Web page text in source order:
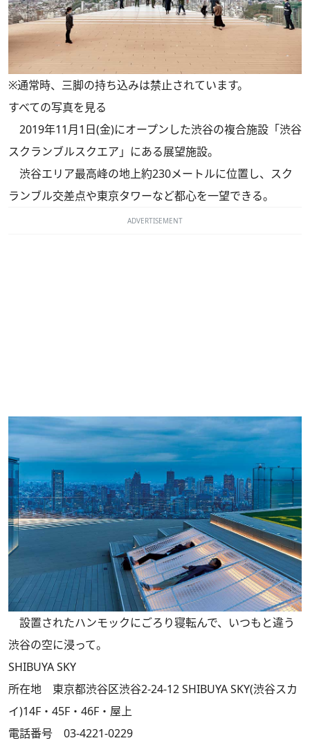
※通常時、三脚の持ち込みは禁止されています。
すべての写真を見る
2019年11月1日(金)にオープンした渋谷の複合施設「渋谷
スクランブルスクエア」にある展望施設。
渋谷エリア最高峰の地上約230メートルに位置し、スク
ランブル交差点や東京タワーなど都心を一望できる。
ADVERTISEMENT
設置されたハンモックにごろり寝転んで、いつもと違う
渋谷の空に浸って。
SHIBUYA SKY
所在地 東京都渋谷区渋谷2-24-12 SHIBUYA SKY(渋谷スカ
イ)14F・45F・46F・屋上
電話番号 03-4221-0229